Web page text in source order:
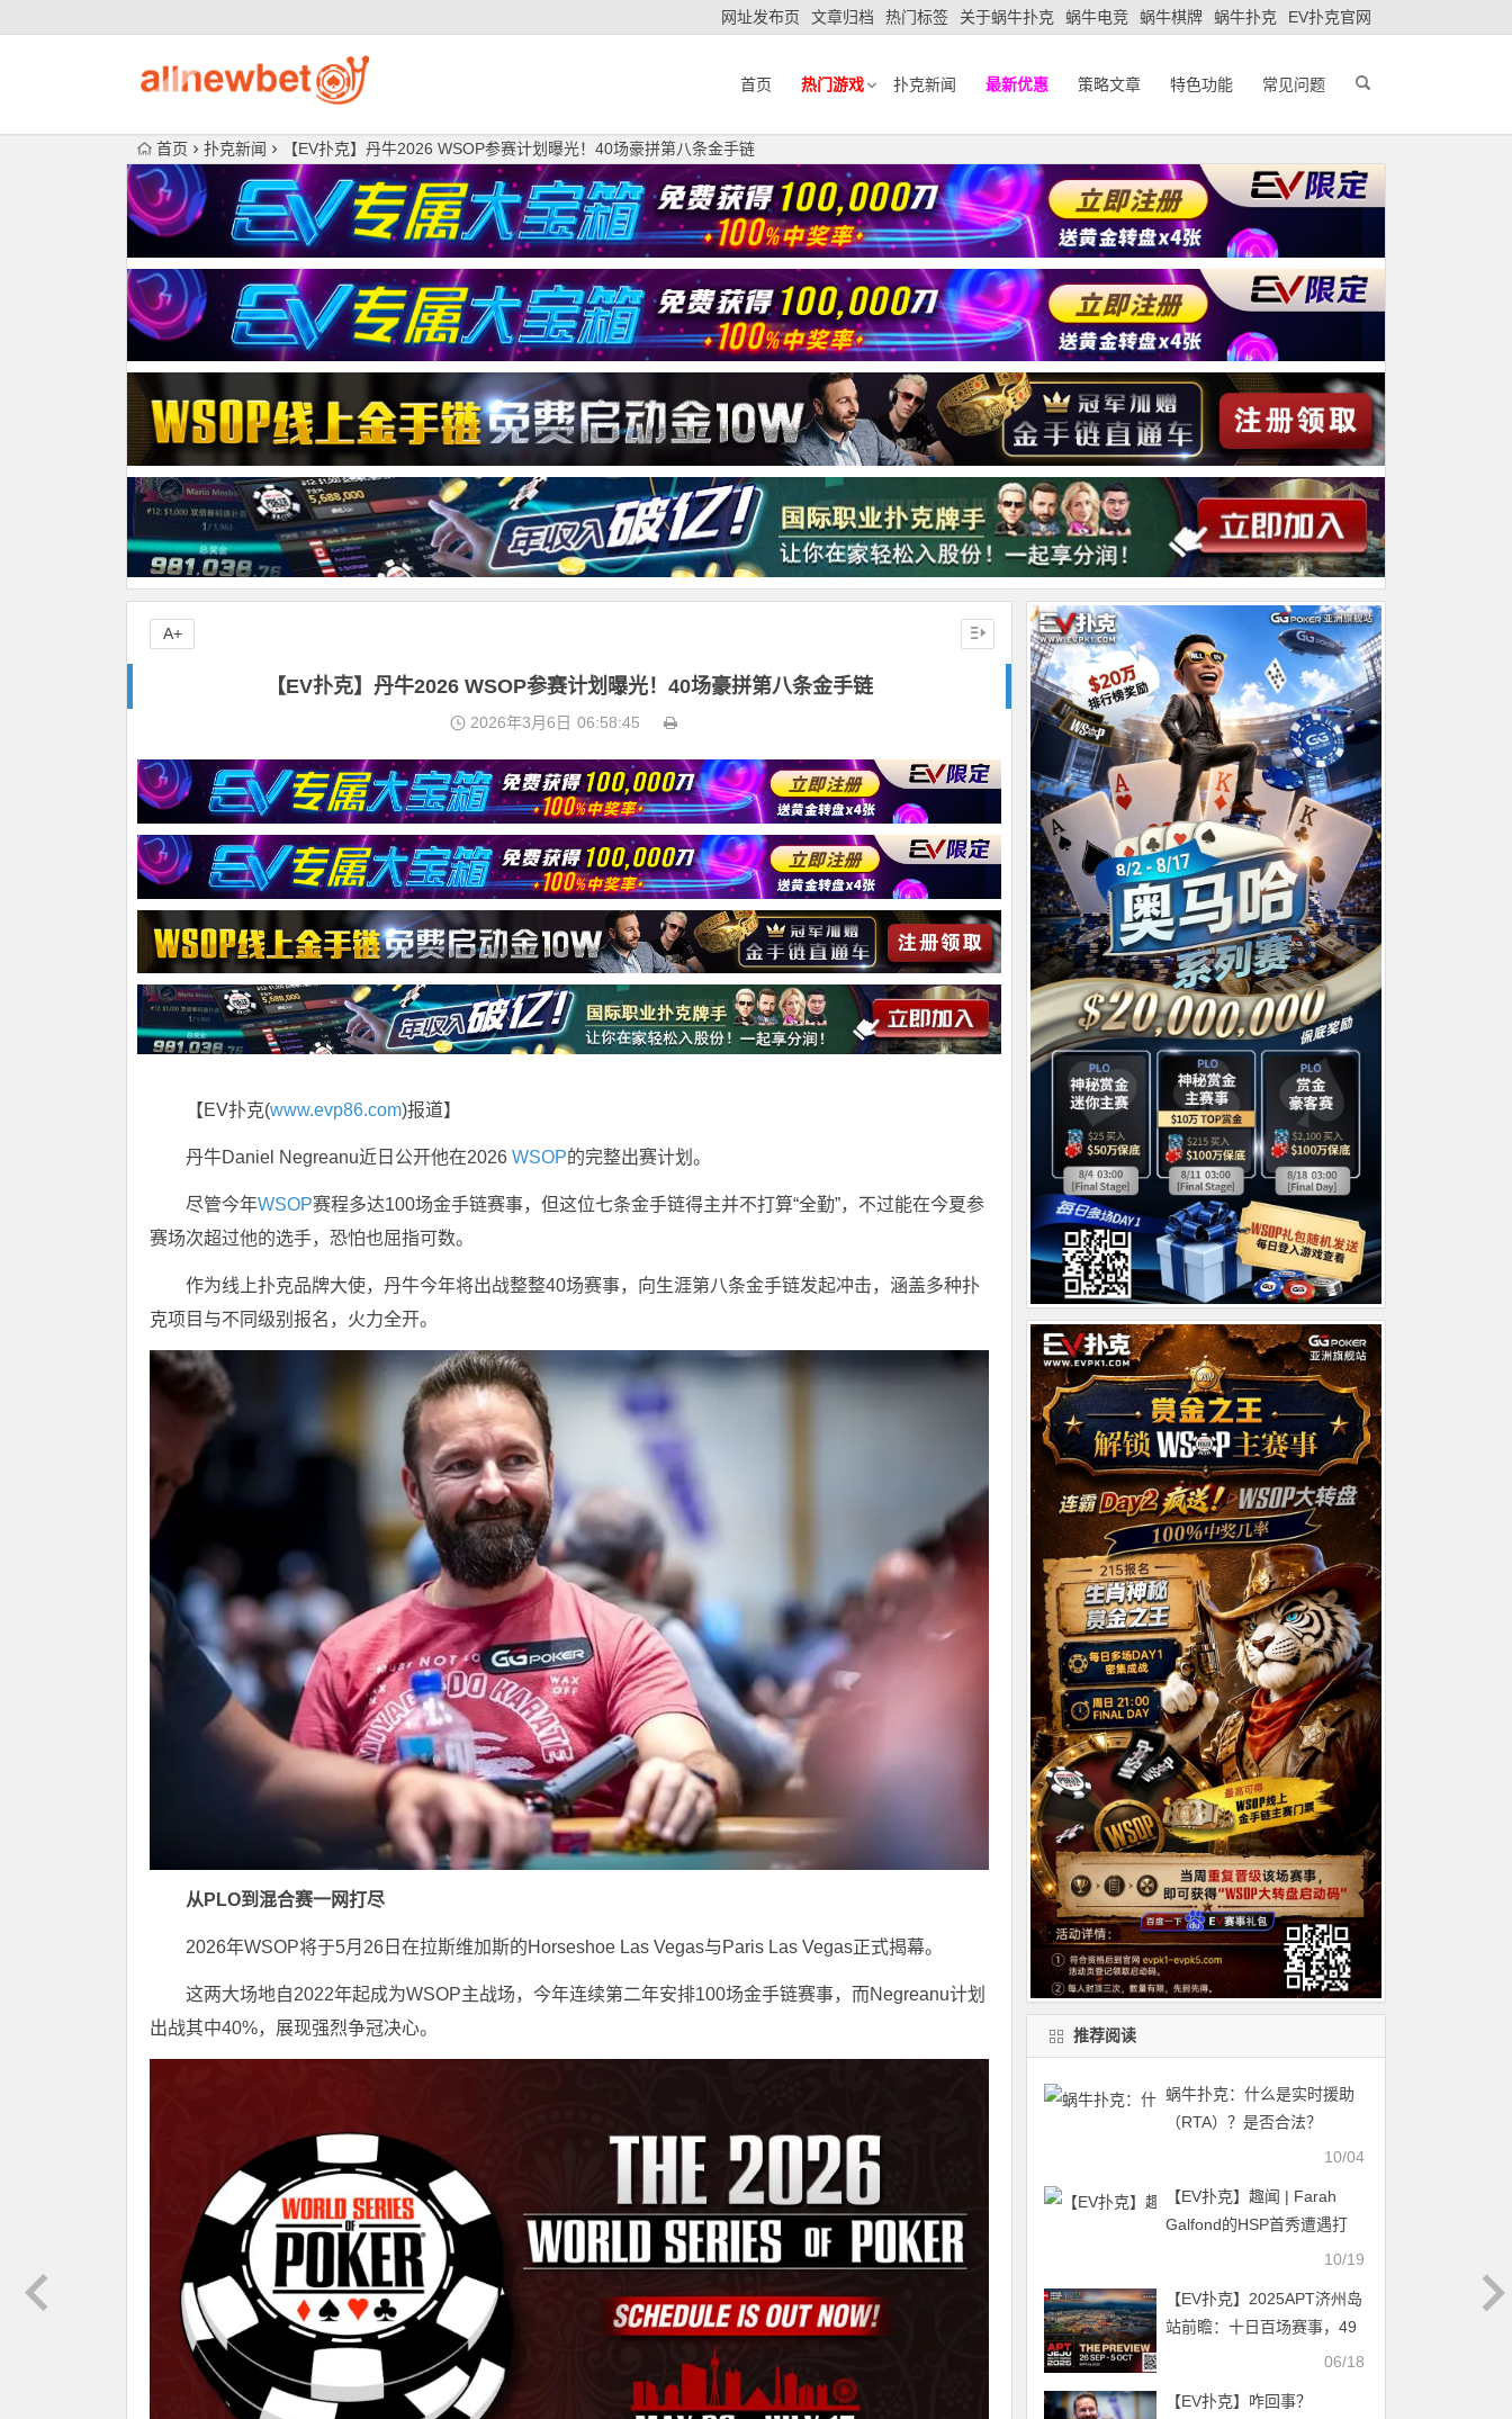
网址发布页 文章归档 热门标签 关于蜗牛扑克 蜗牛电竞 蜗牛棋牌 蜗牛扑克 EV扑克官网
首页 热门游戏 扑克新闻 最新优惠 策略文章 特色功能 常见问题
首页 扑克新闻 【EV扑克】丹牛2026 WSOP参赛计划曝光！40场豪拼第八条金手链
【EV扑克】丹牛2026 WSOP参赛计划曝光！40场豪拼第八条金手链
2026年3月6日 06:58:45
【EV扑克(www.evp86.com)报道】
丹牛Daniel Negreanu近日公开他在2026 WSOP的完整出赛计划。
尽管今年WSOP赛程多达100场金手链赛事，但这位七条金手链得主并不打算“全勤”，不过能在今夏参
赛场次超过他的选手，恐怕也屈指可数。
作为线上扑克品牌大使，丹牛今年将出战整整40场赛事，向生涯第八条金手链发起冲击，涵盖多种扑
克项目与不同级别报名，火力全开。
从PLO到混合赛一网打尽
2026年WSOP将于5月26日在拉斯维加斯的Horseshoe Las Vegas与Paris Las Vegas正式揭幕。
这两大场地自2022年起成为WSOP主战场，今年连续第二年安排100场金手链赛事，而Negreanu计划
出战其中40%，展现强烈争冠决心。
A+
推荐阅读
蜗牛扑克：什么是实时援助
（RTA）？是否合法？
10/04
【EV扑克】趣闻 | Farah
Galfond的HSP首秀遭遇打
击，两次输给Rob Yong六位
10/19
【EV扑克】2025APT济州岛
站前瞻：十日百场赛事，49
亿韩元保底奖池引爆扑克热
06/18
【EV扑克】咋回事？